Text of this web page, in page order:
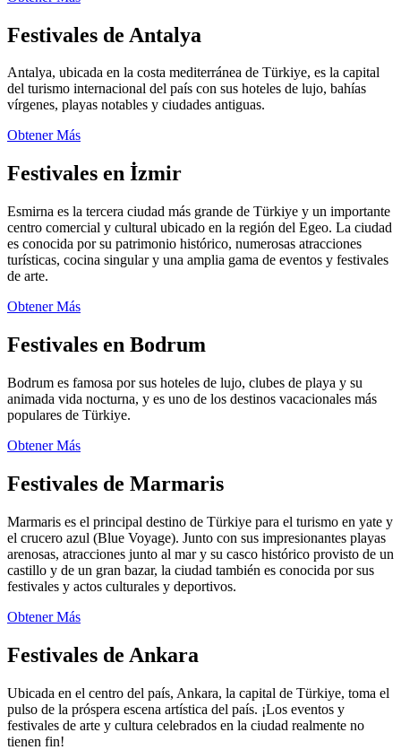
Festivales de Antalya
Antalya, ubicada en la costa mediterránea de Türkiye, es la capital
del turismo internacional del país con sus hoteles de lujo, bahías
vírgenes, playas notables y ciudades antiguas.
Obtener Más
Festivales en İzmir
Esmirna es la tercera ciudad más grande de Türkiye y un importante
centro comercial y cultural ubicado en la región del Egeo. La ciudad
es conocida por su patrimonio histórico, numerosas atracciones
turísticas, cocina singular y una amplia gama de eventos y festivales
de arte.
Obtener Más
Festivales en Bodrum
Bodrum es famosa por sus hoteles de lujo, clubes de playa y su
animada vida nocturna, y es uno de los destinos vacacionales más
populares de Türkiye.
Obtener Más
Festivales de Marmaris
Marmaris es el principal destino de Türkiye para el turismo en yate y
el crucero azul (Blue Voyage). Junto con sus impresionantes playas
arenosas, atracciones junto al mar y su casco histórico provisto de un
castillo y de un gran bazar, la ciudad también es conocida por sus
festivales y actos culturales y deportivos.
Obtener Más
Festivales de Ankara
Ubicada en el centro del país, Ankara, la capital de Türkiye, toma el
pulso de la próspera escena artística del país. ¡Los eventos y
festivales de arte y cultura celebrados en la ciudad realmente no
tienen fin!